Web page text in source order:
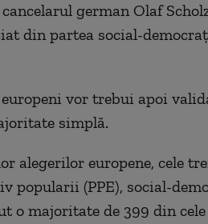
german Olaf
din partea social-
vor trebui apoi
simplă.
alegerilor europene, cele
popularii (PPE), social-
o majoritate de 399 din